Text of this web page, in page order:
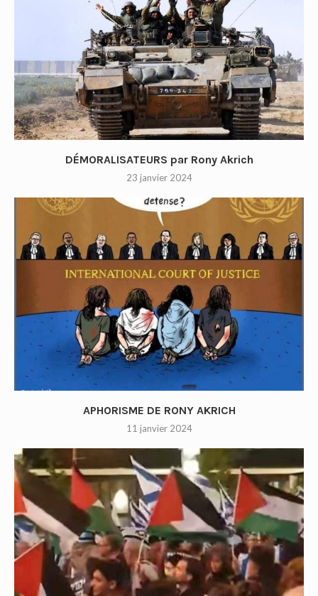
DÉMORALISATEURS par Rony Akrich
23 janvier 2024
APHORISME DE RONY AKRICH
11 janvier 2024